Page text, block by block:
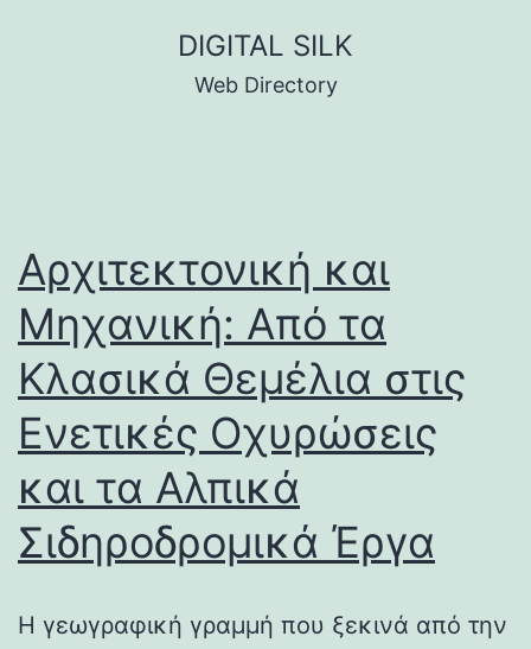
DIGITAL SILK
Web Directory
Αρχιτεκτονική και
Μηχανική: Από τα
Κλασικά Θεμέλια στις
Ενετικές Οχυρώσεις
και τα Αλπικά
Σιδηροδρομικά Έργα
Η γεωγραφική γραμμή που ξεκινά από την